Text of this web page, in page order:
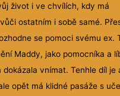
život i ve chvílích, kdy má
ostatním i sobě samé.
se pomoci svému ex.
Maddy, jako pomocníka a
dokázala vnímat. Tenhle díl je
opět má klidné pasáže s